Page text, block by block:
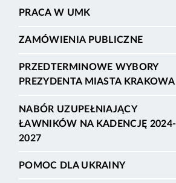
PRACA W UMK
ZAMÓWIENIA PUBLICZNE
PRZEDTERMINOWE WYBORY
PREZYDENTA MIASTA KRAKOWA
NABÓR UZUPEŁNIAJĄCY
ŁAWNIKÓW NA KADENCJĘ 2024-
2027
POMOC DLA UKRAINY